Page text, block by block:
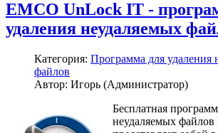
EMCO UnLock IT -
удаления неудаляемых
Категория: Программа для удаления
файлов
Автор: Игорь (Администратор)
Бесплатная
неудаляемых